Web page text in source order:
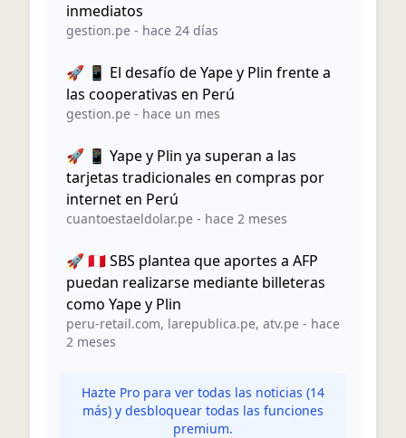
inmediatos
gestion.pe - hace 24 días
🚀 📱 El desafío de Yape y Plin frente a
las cooperativas en Perú
gestion.pe - hace un mes
🚀 📱 Yape y Plin ya superan a las
tarjetas tradicionales en compras por
internet en Perú
cuantoestaeldolar.pe - hace 2 meses
🚀 🇵🇪 SBS plantea que aportes a AFP
puedan realizarse mediante billeteras
como Yape y Plin
peru-retail.com, larepublica.pe, atv.pe - hace
2 meses
Hazte Pro para ver todas las noticias (14
más) y desbloquear todas las funciones
premium.